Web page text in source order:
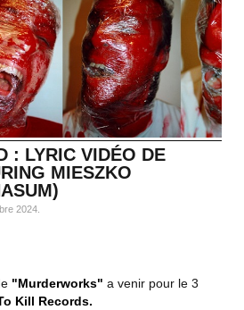
: LYRIC VIDÉO DE
MIESZKO
2024
"Murderworks" a venir pour le 3
Kill Records.